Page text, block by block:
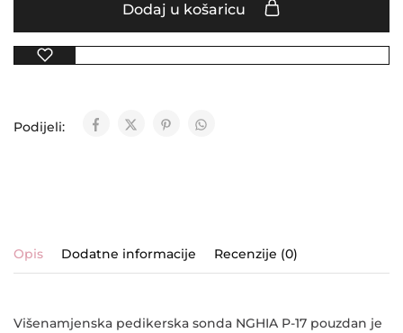
Dodaj u košaricu
Podijeli:
Opis Dodatne informacije Recenzije (0)
Višenamjenska pedikerska sonda NGHIA P-17 pouzdan je